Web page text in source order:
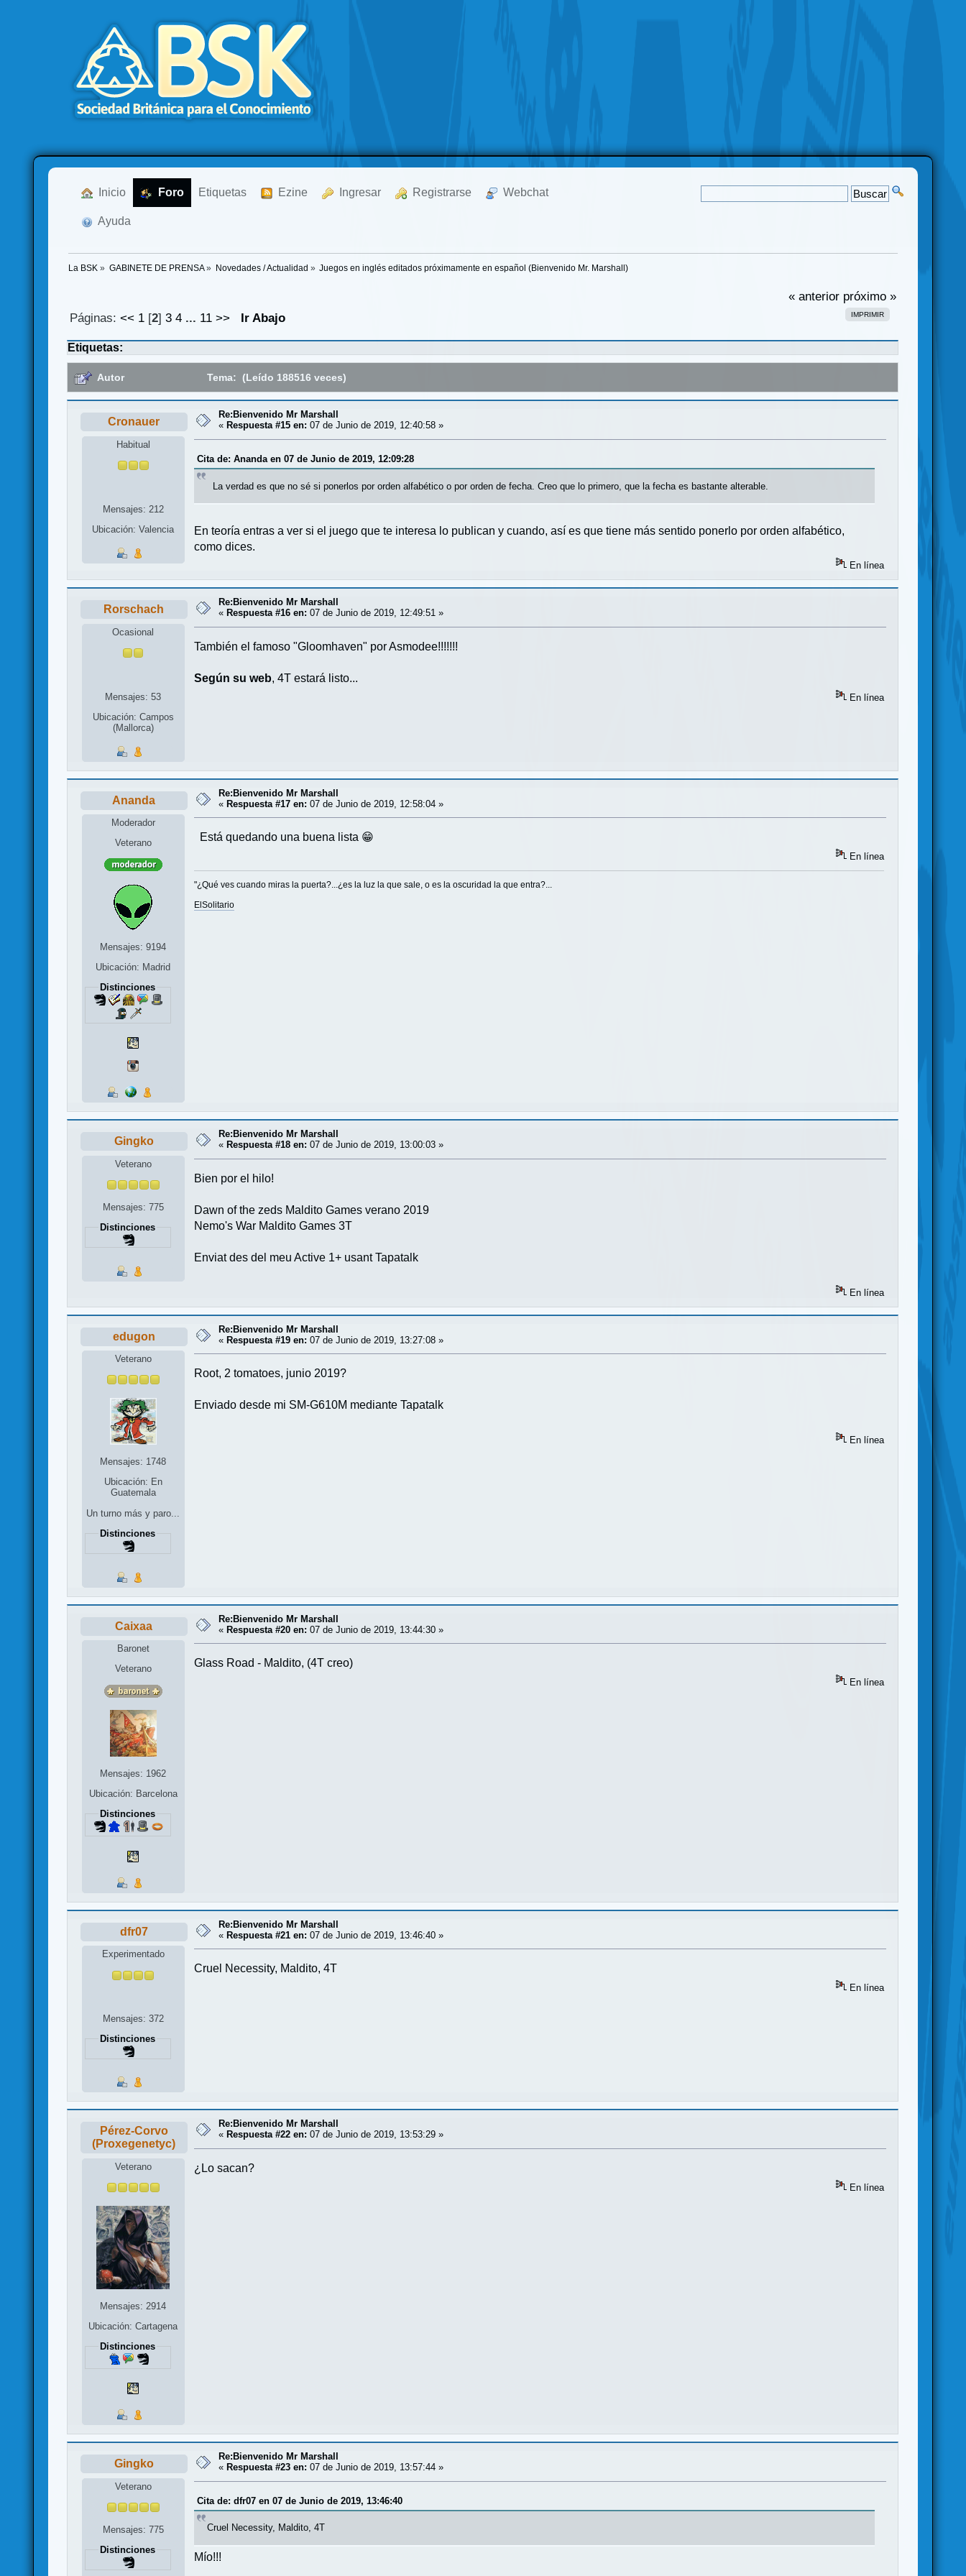
Inicio Foro Etiquetas Ezine Ingresar Registrarse Webchat
Ayuda
La BSK » GABINETE DE PRENSA» Novedades / Actualidad » Juegos en inglés editados próximamente en español (Bienvenido Mr. Marshall)
« anterior próximo »
IMPRIMIR
Páginas: << 1[2] 3 4 ... 11 >> Ir Abajo
Etiquetas:
Autor Tema: (Leído 188516 veces)
Cronauer
Habitual
Mensajes: 212
Ubicación: Valencia
Re:Bienvenido Mr Marshall
« Respuesta #15 en: 07 de Junio de 2019, 12:40:58 »
Cita de: Ananda en 07 de Junio de 2019, 12:09:28
La verdad es que no sé si ponerlos por orden alfabético o por orden de fecha. Creo que lo primero, que la fecha es bastante alterable.
En teoría entras a ver si el juego que te interesa lo publican y cuando, así es que tiene más sentido ponerlo por orden alfabético,
como dices.
En línea
Rorschach
Ocasional
Mensajes: 53
Ubicación: Campos
(Mallorca)
Re:Bienvenido Mr Marshall
« Respuesta #16 en: 07 de Junio de 2019, 12:49:51 »
También el famoso "Gloomhaven" por Asmodee!!!!!!!
Según su web, 4T estará listo...
En línea
Ananda
Moderador
Veterano
Mensajes: 9194
Ubicación: Madrid
Distinciones
Re:Bienvenido Mr Marshall
«Respuesta #17 en: 07 de Junio de 2019, 12:58:04 »
Está quedando una buena lista 😁
En línea
"¿Qué ves cuando miras la puerta?...¿es la luz la que sale, o es la oscuridad la que entra?...
ElSolitario
Gingko
Veterano
Mensajes: 775
Distinciones
Re:Bienvenido Mr Marshall
« Respuesta #18 en: 07 de Junio de 2019, 13:00:03 »
Bien por el hilo!
Dawn of the zeds Maldito Games verano 2019
Nemo's War Maldito Games 3T
Enviat des del meu Active 1+ usant Tapatalk
En línea
edugon
Veterano
Mensajes: 1748
Ubicación: En
Guatemala
Un turno más y paro...
Distinciones
Re:Bienvenido Mr Marshall
«Respuesta #19 en: 07 de Junio de 2019, 13:27:08 »
Root, 2 tomatoes, junio 2019?
Enviado desde mi SM-G610M mediante Tapatalk
En línea
Caixaa
Baronet
Veterano
Mensajes: 1962
Ubicación: Barcelona
Distinciones
Re:Bienvenido Mr Marshall
« Respuesta #20 en: 07 de Junio de 2019, 13:44:30 »
Glass Road - Maldito, (4T creo)
En línea
dfr07
Experimentado
Mensajes: 372
Distinciones
Re:Bienvenido Mr Marshall
«Respuesta #21 en: 07 de Junio de 2019, 13:46:40 »
Cruel Necessity, Maldito, 4T
En línea
Pérez-Corvo
(Proxegenetyc)
Veterano
Mensajes: 2914
Ubicación: Cartagena
Distinciones
Re:Bienvenido Mr Marshall
« Respuesta #22 en: 07 de Junio de 2019, 13:53:29 »
¿Lo sacan?
En línea
Gingko
Veterano
Mensajes: 775
Distinciones
Re:Bienvenido Mr Marshall
« Respuesta #23 en: 07 de Junio de 2019, 13:57:44 »
Cita de: dfr07 en 07 de Junio de 2019, 13:46:40
Cruel Necessity, Maldito, 4T
Mío!!!